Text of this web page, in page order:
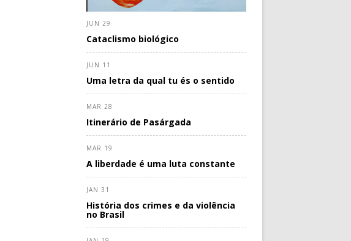
JUN 29
Cataclismo biológico
JUN 11
Uma letra da qual tu és o sentido
MAR 28
Itinerário de Pasárgada
MAR 19
A liberdade é uma luta constante
JAN 31
História dos crimes e da violência
no Brasil